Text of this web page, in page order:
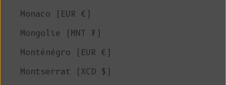
Monaco (EUR €)
Mongolie (MNT ₮)
Monténégro (EUR €)
Montserrat (XCD $)